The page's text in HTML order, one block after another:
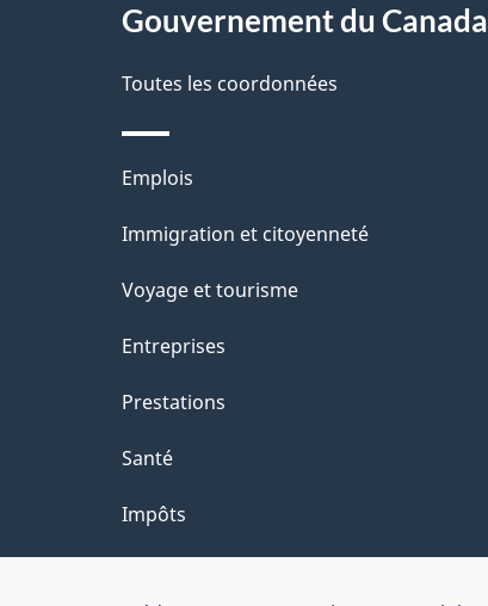
d
e
p
a
g
e
d
e
l
Gouvernement du Canada
Toutes les coordonnées
Thèmes
et
Emplois
Immigration et citoyenneté
Voyage et tourisme
Entreprises
Prestations
Santé
Impôts